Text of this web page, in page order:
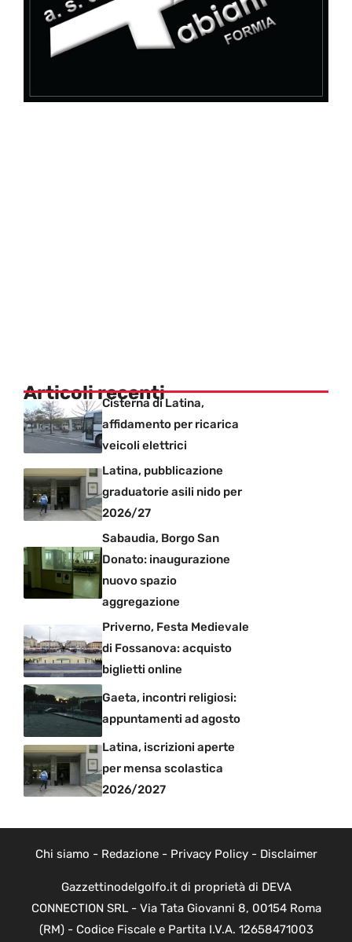
Articoli recenti
Cisterna di Latina,
affidamento per ricarica
veicoli elettrici
Latina, pubblicazione
graduatorie asili nido per
2026/27
Sabaudia, Borgo San
Donato: inaugurazione
nuovo spazio
aggregazione
Priverno, Festa Medievale
di Fossanova: acquisto
biglietti online
Gaeta, incontri religiosi:
appuntamenti ad agosto
Latina, iscrizioni aperte
per mensa scolastica
2026/2027
Chi siamo - Redazione- Privacy Policy- Disclaimer
Gazzettinodelgolfo.it di proprietà di DEVA
CONNECTION SRL - Via Tata Giovanni 8, 00154 Roma
(RM) - Codice Fiscale e Partita I.V.A. 12658471003